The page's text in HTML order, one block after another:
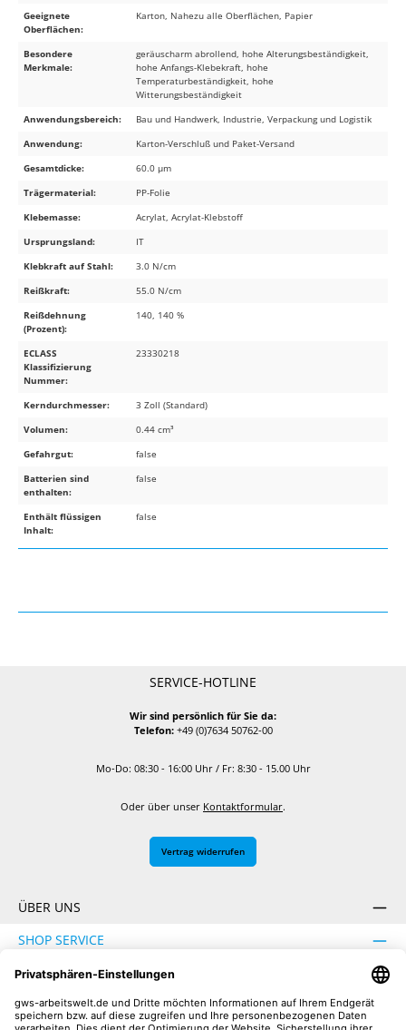
Geeignete
Oberflächen:
Karton, Nahezu alle Oberflächen, Papier
Besondere
Merkmale:
geräuscharm abrollend, hohe Alterungsbeständigkeit,
hohe Anfangs-Klebekraft, hohe
Temperaturbeständigkeit, hohe
Witterungsbeständigkeit
Anwendungsbereich:
Bau und Handwerk, Industrie, Verpackung und Logistik
Anwendung:
Karton-Verschluß und Paket-Versand
Gesamtdicke:
60.0 µm
Trägermaterial:
PP-Folie
Klebemasse:
Acrylat, Acrylat-Klebstoff
Ursprungsland:
IT
Klebkraft auf Stahl:
3.0 N/cm
Reißkraft:
55.0 N/cm
Reißdehnung
(Prozent):
140, 140 %
ECLASS
Klassifizierung
Nummer:
23330218
Kerndurchmesser:
3 Zoll (Standard)
Volumen:
0.44 cm³
Gefahrgut:
false
Batterien sind
enthalten:
false
Enthält flüssigen
Inhalt:
false
SERVICE-HOTLINE
Wir sind persönlich für Sie da:
Telefon:+49 (0)7634 50762-00
Mo-Do: 08:30 - 16:00 Uhr / Fr: 8:30 - 15.00 Uhr
Oder über unser Kontaktformular.
Vertrag widerrufen
ÜBER UNS
SHOP SERVICE
INFORMATION
SICHER EINKAUFEN